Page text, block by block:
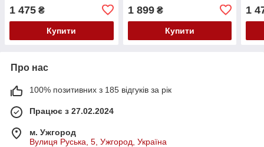
1 475 ₴
Купити
1 899₴
Купити
1
Про нас
100% позитивних з 185 відгуків за рік
Працює з 27.02.2024
м. Ужгород
Вулиця Руська, 5, Ужгород, Україна